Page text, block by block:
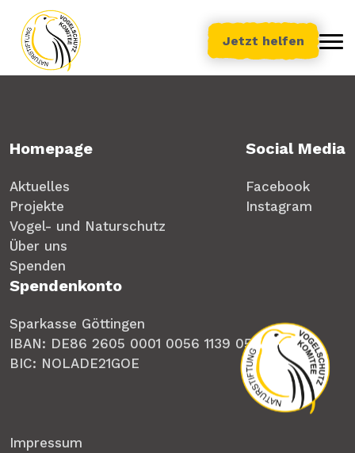
Jetzt helfen
Homepage
Aktuelles
Projekte
Vogel- und Naturschutz
Über uns
Spenden
Social Media
Facebook
Instagram
Spendenkonto
Sparkasse Göttingen
IBAN: DE86 2605 0001 0056 1139 05
BIC: NOLADE21GOE
Impressum